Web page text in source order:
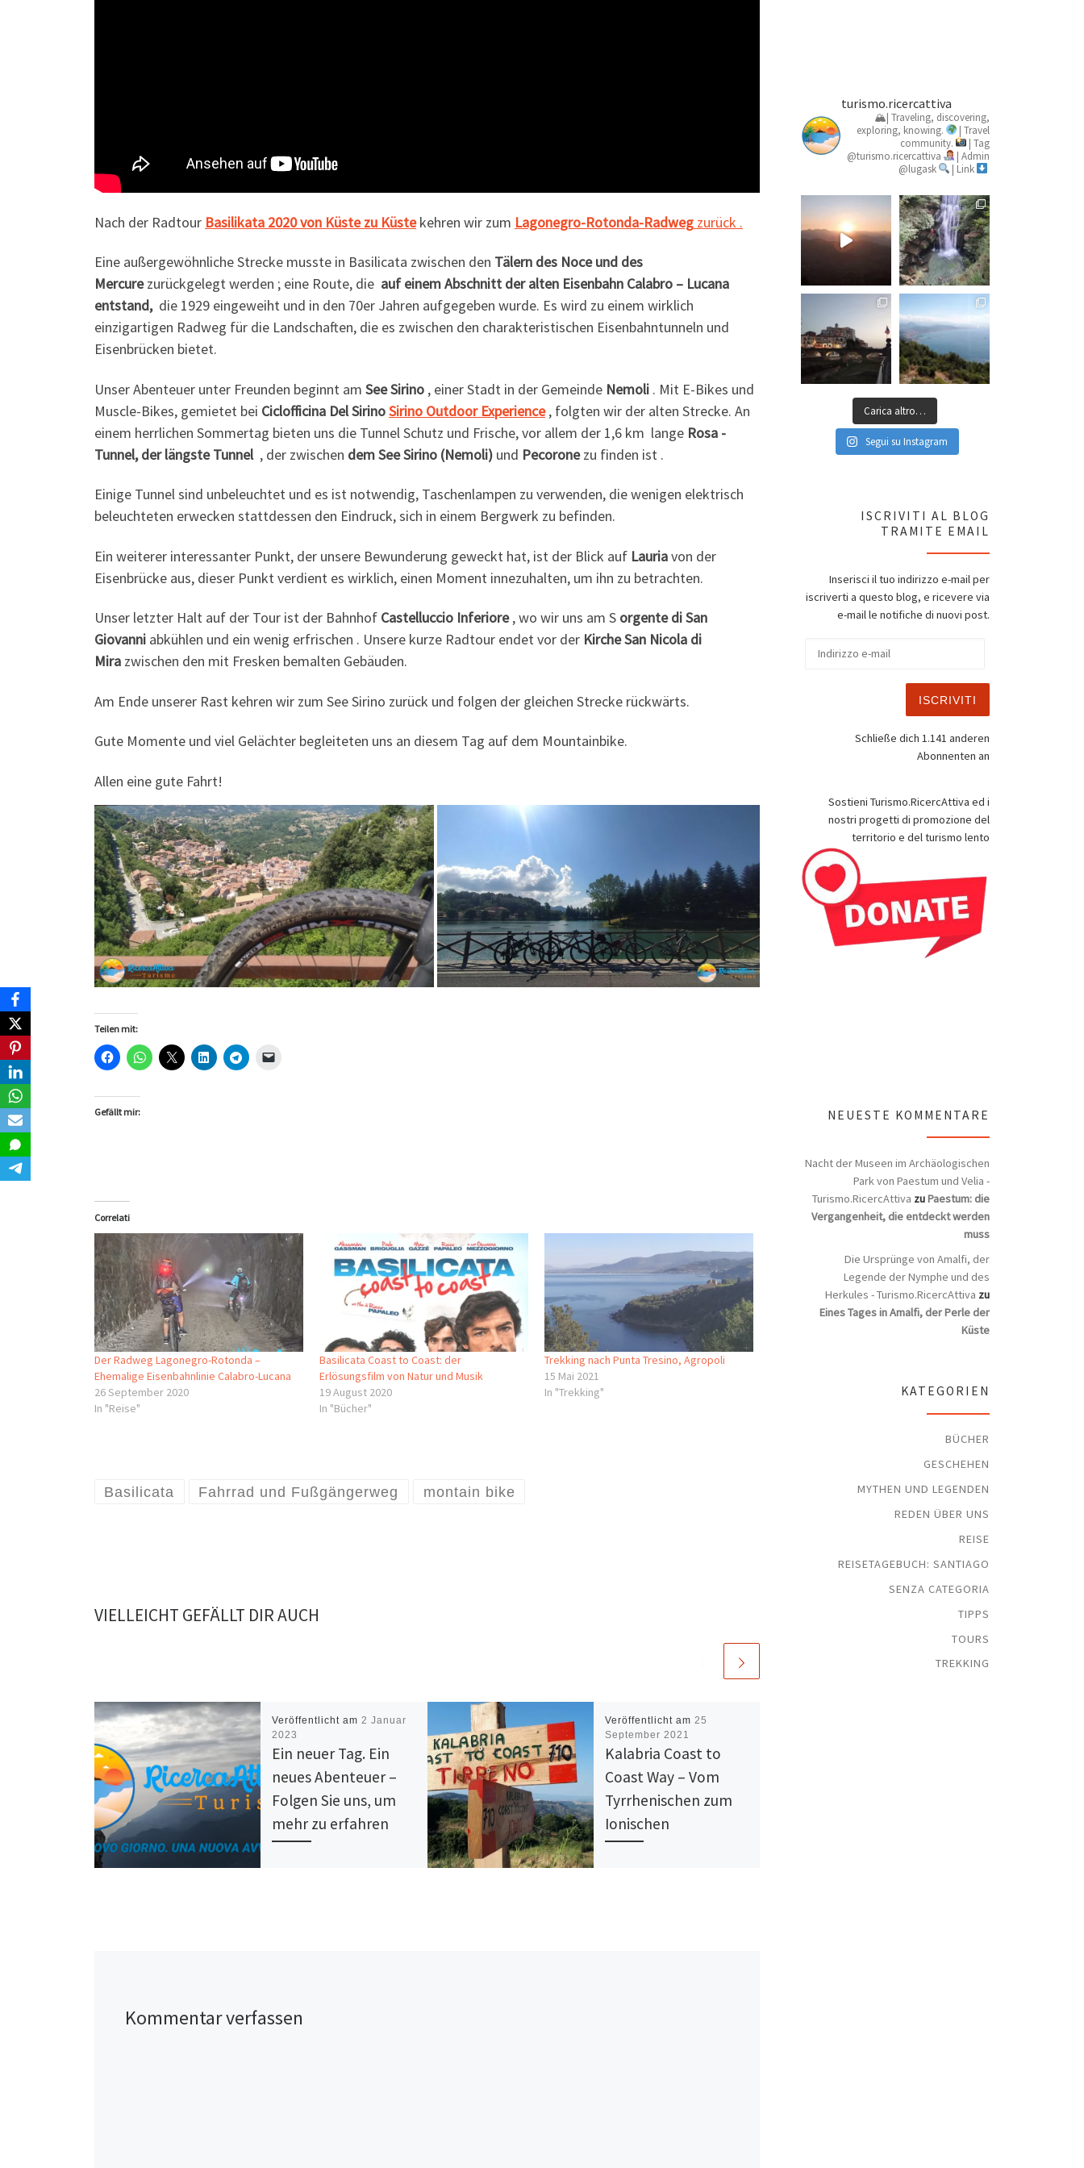
Nach der Radtour Basilikata 2020 von Küste zu Küstekehren wir zum Lagonegro-Rotonda-Radweg zurück .
Eine außergewöhnliche Strecke musste in Basilicata zwischen den Tälern des Noce und des
Mercurezurückgelegt werden ; eine Route, die auf einem Abschnitt der alten Eisenbahn Calabro – Lucana
entstand,die 1929 eingeweiht und in den 70er Jahren aufgegeben wurde. Es wird zu einem wirklich
einzigartigen Radweg für die Landschaften, die es zwischen den charakteristischen Eisenbahntunneln und
Eisenbrücken bietet.
Unser Abenteuer unter Freunden beginnt am See Sirino , einer Stadt in der Gemeinde Nemoli . Mit E-Bikes und
Muscle-Bikes, gemietet bei Ciclofficina Del SirinoSirino Outdoor Experience, folgten wir der alten Strecke. An
einem herrlichen Sommertag bieten uns die Tunnel Schutz und Frische, vor allem der 1,6 km lange Rosa -
Tunnel, derlängste Tunnel, der zwischen dem See Sirino (Nemoli) und Pecoronezu finden ist .
Einige Tunnel sind unbeleuchtet und es ist notwendig, Taschenlampen zu verwenden, die wenigen elektrisch
beleuchteten erwecken stattdessen den Eindruck, sich in einem Bergwerk zu befinden.
Ein weiterer interessanter Punkt, der unsere Bewunderung geweckt hat, ist der Blick auf Lauriavon der
Eisenbrücke aus, dieser Punkt verdient es wirklich, einen Moment innezuhalten, um ihn zu betrachten.
Unser letzter Halt auf der Tour ist der Bahnhof Castelluccio Inferiore, wo wir uns am S orgente di San
Giovanni abkühlen und ein wenig erfrischen . Unsere kurze Radtour endet vor der Kirche San Nicola di
Mira zwischen den mit Fresken bemalten Gebäuden.
Am Ende unserer Rast kehren wir zum See Sirino zurück und folgen der gleichen Strecke rückwärts.
Gute Momente und viel Gelächter begleiteten uns an diesem Tag auf dem Mountainbike.
Allen eine gute Fahrt!
Teilen mit:
Gefällt mir:
Correlati
Der Radweg Lagonegro-Rotonda –
Ehemalige Eisenbahnlinie Calabro-Lucana
26 September 2020
In "Reise"
Basilicata Coast to Coast: der
Erlösungsfilm von Natur und Musik
19 August 2020
In "Bücher"
Trekking nach Punta Tresino, Agropoli
15 Mai 2021
In "Trekking"
Basilicata Fahrrad und Fußgängerweg montain bike
VIELLEICHT GEFÄLLT DIR AUCH
Veröffentlicht am2 Januar
2023
Ein neuer Tag. Ein
neues Abenteuer –
Folgen Sie uns, um
mehr zu erfahren
Veröffentlicht am 25
September 2021
Kalabria Coast to
Coast Way – Vom
Tyrrhenischen zum
Ionischen
Kommentar verfassen
turismo.ricercattiva
🏔| Traveling, discovering,
exploring, knowing.
| Travel
community.
| Tag
@turismo.ricercattiva
| Admin
@lugask
| Link
Carica altro…
Segui su Instagram
ISCRIVITI AL BLOG
TRAMITE EMAIL
Inserisci il tuo indirizzo e-mail per
iscriverti a questo blog, e ricevere via
e-mail le notifiche di nuovi post.
ISCRIVITI
Schließe dich 1.141 anderen
Abonnenten an
Sostieni Turismo.RicercAttiva ed i
nostri progetti di promozione del
territorio e del turismo lento
NEUESTE KOMMENTARE
Nacht der Museen im Archäologischen
Park von Paestum und Velia -
Turismo.RicercAttiva zuPaestum: die
Vergangenheit, die entdeckt werden
muss
Die Ursprünge von Amalfi, der
Legende der Nymphe und des
Herkules - Turismo.RicercAttiva zu
Eines Tages in Amalfi, der Perle der
Küste
KATEGORIEN
BÜCHER
GESCHEHEN
MYTHEN UND LEGENDEN
REDEN ÜBER UNS
REISE
REISETAGEBUCH: SANTIAGO
SENZA CATEGORIA
TIPPS
TOURS
TREKKING